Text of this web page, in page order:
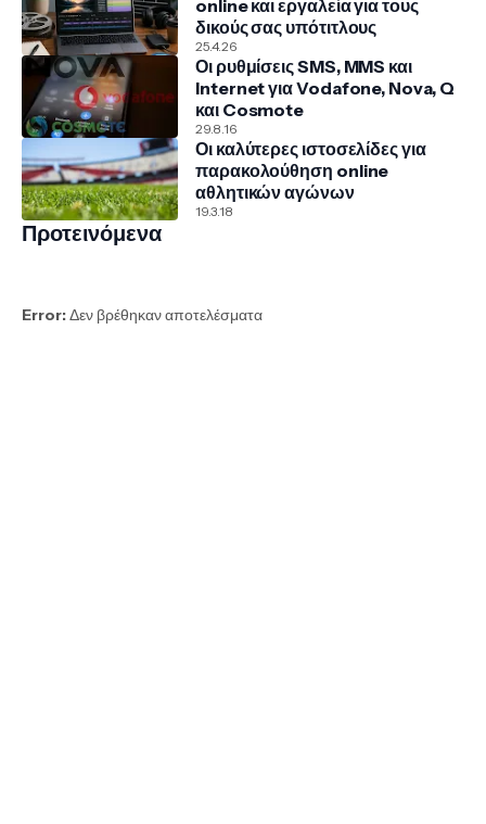
online και εργαλεία για τους
δικούς σας υπότιτλους
25.4.26
Οι ρυθμίσεις SMS, MMS και
Internet για Vodafone, Nova, Q
και Cosmote
29.8.16
Οι καλύτερες ιστοσελίδες για
παρακολούθηση online
αθλητικών αγώνων
19.3.18
Προτεινόμενα
Error:Δεν βρέθηκαν αποτελέσματα